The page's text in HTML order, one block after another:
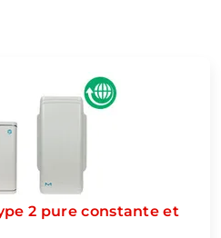
2 pure constante et